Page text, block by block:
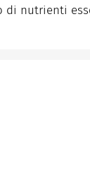
di nutrienti